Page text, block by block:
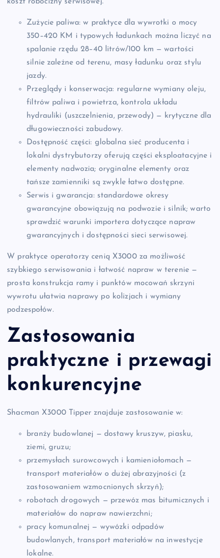
Zużycie paliwa: w praktyce dla wywrotki o mocy
350–420 KM i typowych ładunkach można liczyć na
spalanie rzędu 28–40 litrów/100 km — wartości
silnie zależne od terenu, masy ładunku oraz stylu
jazdy.
Przeglądy i konserwacja: regularne wymiany oleju,
filtrów paliwa i powietrza, kontrola układu
hydrauliki (uszczelnienia, przewody) — krytyczne dla
długowieczności zabudowy.
Dostępność części: globalna sieć producenta i
lokalni dystrybutorzy oferują części eksploatacyjne i
elementy nadwozia; oryginalne elementy oraz
tańsze zamienniki są zwykle łatwo dostępne.
Serwis i gwarancja: standardowe okresy
gwarancyjne obowiązują na podwozie i silnik; warto
sprawdzić warunki importera dotyczące napraw
gwarancyjnych i dostępności sieci serwisowej.
W praktyce operatorzy cenią X3000 za możliwość
szybkiego serwisowania i łatwość napraw w terenie —
prosta konstrukcja ramy i punktów mocowań skrzyni
wywrotu ułatwia naprawy po kolizjach i wymiany
podzespołów.
Zastosowania
praktyczne i przewagi
konkurencyjne
Shacman X3000 Tipper znajduje zastosowanie w:
branży budowlanej — dostawy kruszyw, piasku,
ziemi, gruzu;
przemysłach surowcowych i kamieniołomach —
transport materiałów o dużej abrazyjności (z
zastosowaniem wzmocnionych skrzyń);
robotach drogowych — przewóz mas bitumicznych i
materiałów do napraw nawierzchni;
pracy komunalnej — wywózki odpadów
budowlanych, transport materiałów na inwestycje
lokalne.